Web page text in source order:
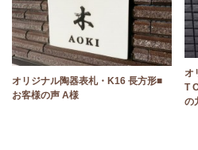
オリジナル陶器表札・K16 長方形■
お客様の声 A様
オ
T
の